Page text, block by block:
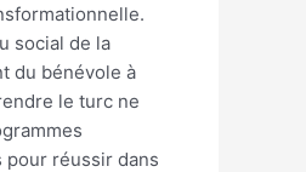
social de la
du bénévole à
le turc ne
réussir dans